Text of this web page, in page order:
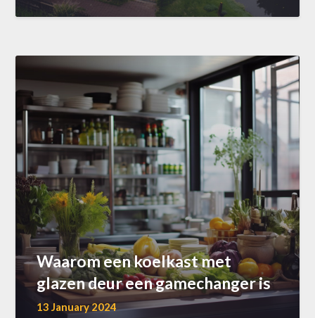
Waarom een koelkast met
glazen deur een gamechanger is
13 January 2024